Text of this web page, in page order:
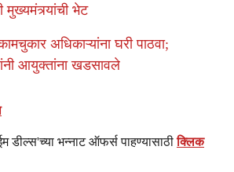
मुख्यमंत्र्यांची भेट
अधिकाऱ्यांना घरी पाठवा;
आयुक्तांना खडसावले
डील्स'च्या भन्नाट ऑफर्स पाहण्यासाठीक्लिक